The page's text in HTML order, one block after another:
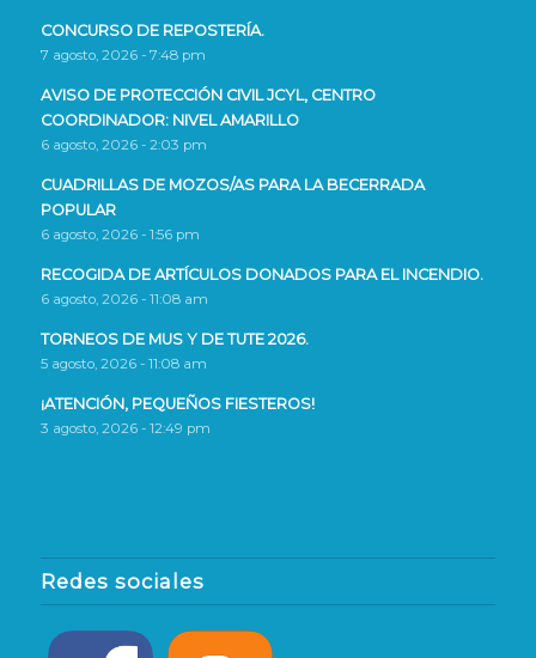
CONCURSO DE REPOSTERÍA.
7 agosto, 2026 - 7:48 pm
AVISO DE PROTECCIÓN CIVIL JCYL, CENTRO
COORDINADOR: NIVEL AMARILLO
6 agosto, 2026 - 2:03 pm
CUADRILLAS DE MOZOS/AS PARA LA BECERRADA
POPULAR
6 agosto, 2026 - 1:56 pm
RECOGIDA DE ARTÍCULOS DONADOS PARA EL INCENDIO.
6 agosto, 2026 - 11:08 am
TORNEOS DE MUS Y DE TUTE 2026.
5 agosto, 2026 - 11:08 am
¡ATENCIÓN, PEQUEÑOS FIESTEROS!
3 agosto, 2026 - 12:49 pm
Redes sociales